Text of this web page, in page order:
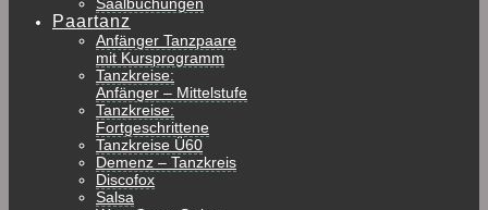
Saalbuchungen
Paartanz
Anfänger Tanzpaare
mit Kursprogramm
Tanzkreise:
Anfänger – Mittelstufe
Tanzkreise:
Fortgeschrittene
Tanzkreise Ü60
Demenz – Tanzkreis
Discofox
Salsa